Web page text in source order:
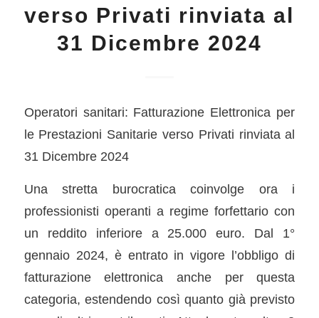
verso Privati rinviata al
31 Dicembre 2024
Operatori sanitari: Fatturazione Elettronica per
le Prestazioni Sanitarie verso Privati rinviata al
31 Dicembre 2024
Una stretta burocratica coinvolge ora i
professionisti operanti a regime forfettario con
un reddito inferiore a 25.000 euro. Dal 1°
gennaio 2024, è entrato in vigore l’obbligo di
fatturazione elettronica anche per questa
categoria, estendendo così quanto già previsto